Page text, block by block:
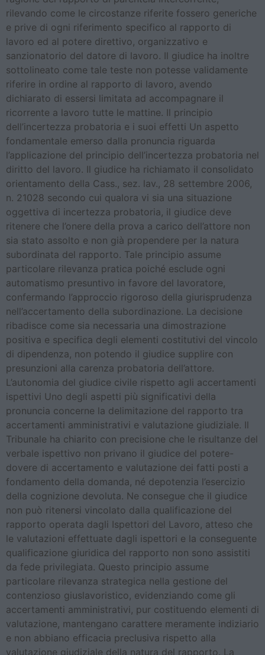
rilevando come le circostanze riferite fossero generiche
e prive di ogni riferimento specifico al rapporto di
lavoro ed al potere direttivo, organizzativo e
sanzionatorio del datore di lavoro. Il giudice ha inoltre
sottolineato come tale teste non potesse validamente
riferire in ordine al rapporto di lavoro, avendo
dichiarato di essersi limitata ad accompagnare il
ricorrente a lavoro tutte le mattine. Il principio
dell’incertezza probatoria e i suoi effetti Un aspetto
fondamentale emerso dalla pronuncia riguarda
l’applicazione del principio dell’incertezza probatoria nel
diritto del lavoro. Il giudice ha richiamato il consolidato
orientamento della Cass., sez. lav., 28 settembre 2006,
n. 21028 secondo cui qualora vi sia una situazione
oggettiva di incertezza probatoria, il giudice deve
ritenere che l’onere della prova a carico dell’attore non
sia stato assolto e non già propendere per la natura
subordinata del rapporto. Tale principio assume
particolare rilevanza pratica poiché esclude ogni
automatismo presuntivo in favore del lavoratore,
confermando l’approccio rigoroso della giurisprudenza
nell’accertamento della subordinazione. La decisione
ribadisce come sia necessaria una dimostrazione
positiva e specifica degli elementi costitutivi del vincolo
di dipendenza, non potendo il giudice supplire con
presunzioni alla carenza probatoria dell’attore.
L’autonomia del giudice civile rispetto agli accertamenti
ispettivi Uno degli aspetti più significativi della
pronuncia concerne la delimitazione del rapporto tra
accertamenti amministrativi e valutazione giudiziale. Il
Tribunale ha chiarito con precisione che le risultanze del
verbale ispettivo non privano il giudice del potere-
dovere di accertamento e valutazione dei fatti posti a
fondamento della domanda, né depotenzia l’esercizio
della cognizione devoluta. Ne consegue che il giudice
non può ritenersi vincolato dalla qualificazione del
rapporto operata dagli Ispettori del Lavoro, atteso che
le valutazioni effettuate dagli ispettori e la conseguente
qualificazione giuridica del rapporto non sono assistiti
da fede privilegiata. Questo principio assume
particolare rilevanza strategica nella gestione del
contenzioso giuslavoristico, evidenziando come gli
accertamenti amministrativi, pur costituendo elementi di
valutazione, mantengano carattere meramente indiziario
e non abbiano efficacia preclusiva rispetto alla
valutazione giudiziale della natura del rapporto. La